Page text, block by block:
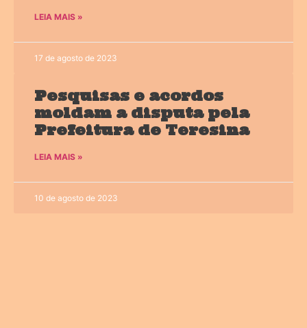
LEIA MAIS »
17 de agosto de 2023
Pesquisas e acordos
moldam a disputa pela
Prefeitura de Teresina
LEIA MAIS »
10 de agosto de 2023